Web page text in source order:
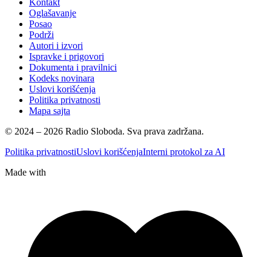
Kontakt
Oglašavanje
Posao
Podrži
Autori i izvori
Ispravke i prigovori
Dokumenta i pravilnici
Kodeks novinara
Uslovi korišćenja
Politika privatnosti
Mapa sajta
© 2024 – 2026 Radio Sloboda. Sva prava zadržana.
Politika privatnostiUslovi korišćenjaInterni protokol za AI
Made with